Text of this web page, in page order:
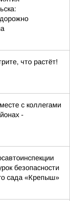
что растёт!
с коллегами
-
безопасности
сада «Крепыш»